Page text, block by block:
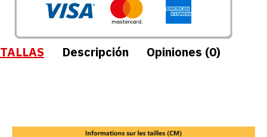
TALLAS Descripción Opiniones (0)